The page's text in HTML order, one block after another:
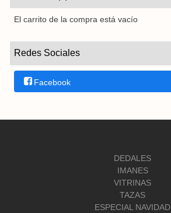
El carrito de la compra está vacío
Redes Sociales
Facebook
DEDALES
IMANES
VITRINAS
TAZAS
ESPECIAL NAVIDAD